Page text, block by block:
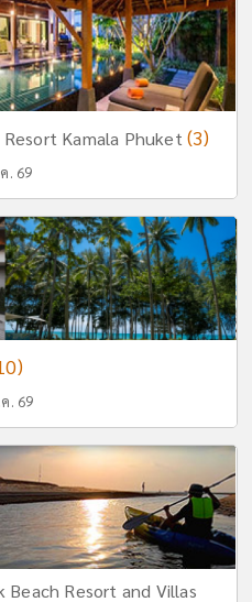
Kamala Phuket (3)
. 69
. 69
Beach Resort and Villas